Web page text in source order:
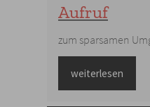
Aufruf
weiterlesen